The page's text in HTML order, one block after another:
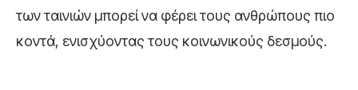
των ταινιών μπορεί να φέρει τους ανθρώπους πιο
κοντά, ενισχύοντας τους κοινωνικούς δεσμούς.